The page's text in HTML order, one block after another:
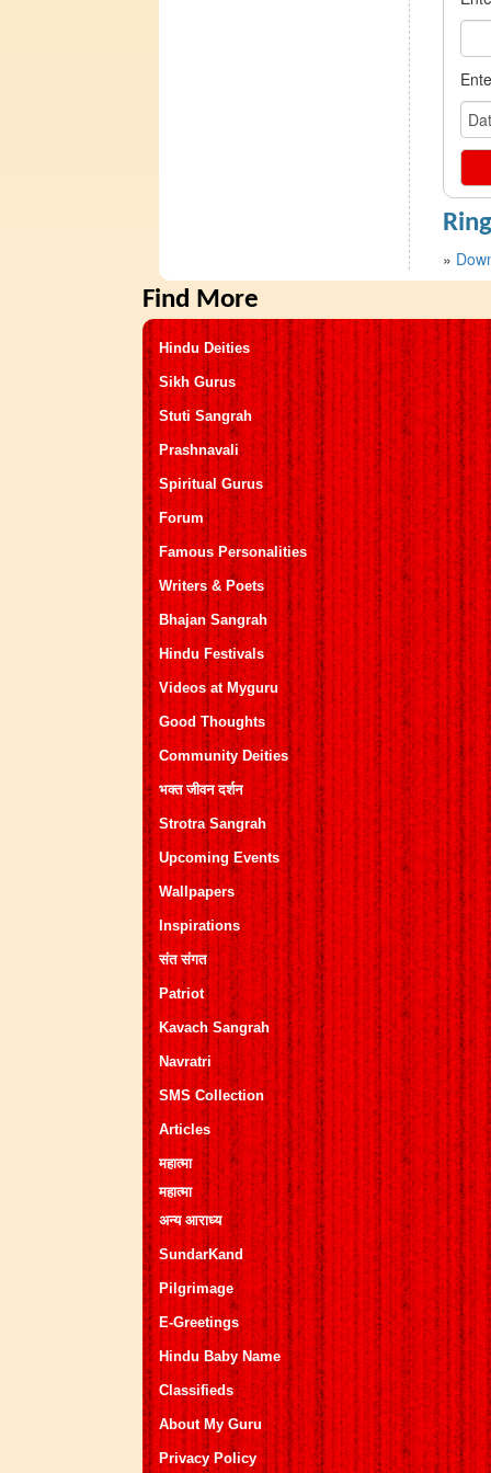
»
Find More
Hindu Deities
Sikh Gurus
Stuti Sangrah
Prashnavali
Spiritual Gurus
Forum
Famous Personalities
Writers & Poets
Bhajan Sangrah
Hindu Festivals
Videos at Myguru
Good Thoughts
Community Deities
भक्त जीवन दर्शन
Strotra Sangrah
Upcoming Events
Wallpapers
Inspirations
संत संगत
Patriot
Kavach Sangrah
Navratri
SMS Collection
Articles
महात्मा
महात्मा
अन्य आराध्य
SundarKand
Pilgrimage
E-Greetings
Hindu Baby Name
Classifieds
About My Guru
Privacy Policy